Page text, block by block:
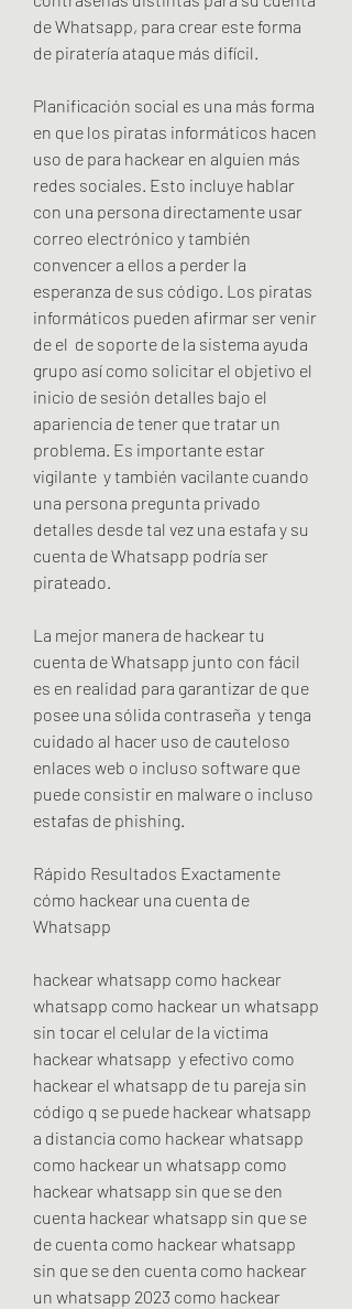
de Whatsapp, para crear este forma
de piratería ataque más difícil.
Planificación social es una más forma
en que los piratas informáticos hacen
uso de para hackear en alguien más
redes sociales. Esto incluye hablar
con una persona directamente usar
correo electrónico y también
convencer a ellos a perder la
esperanza de sus código. Los piratas
informáticos pueden afirmar ser venir
de el  de soporte de la sistema ayuda
grupo así como solicitar el objetivo el
inicio de sesión detalles bajo el
apariencia de tener que tratar un
problema. Es importante estar
vigilante  y también vacilante cuando
una persona pregunta privado
detalles desde tal vez una estafa y su
cuenta de Whatsapp podría ser
pirateado.
La mejor manera de hackear tu
cuenta de Whatsapp junto con fácil
es en realidad para garantizar de que
posee una sólida contraseña  y tenga
cuidado al hacer uso de cauteloso
enlaces web o incluso software que
puede consistir en malware o incluso
estafas de phishing.
Rápido Resultados Exactamente
cómo hackear una cuenta de
Whatsapp
hackear whatsapp como hackear
whatsapp como hackear un whatsapp
sin tocar el celular de la victima
hackear whatsapp  y efectivo como
hackear el whatsapp de tu pareja sin
código q se puede hackear whatsapp
a distancia como hackear whatsapp
como hackear un whatsapp como
hackear whatsapp sin que se den
cuenta hackear whatsapp sin que se
de cuenta como hackear whatsapp
sin que se den cuenta como hackear
un whatsapp 2023 como hackear